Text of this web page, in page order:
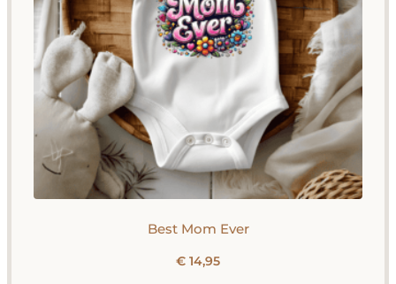
Best Mom Ever
€ 14,95